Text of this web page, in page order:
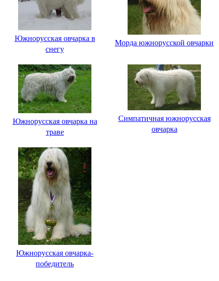
Южнорусская овчарка в
снегу
Морда южнорусской овчарки
Южнорусская овчарка на
траве
Симпатичная южнорусская
овчарка
Южнорусская овчарка-
победитель